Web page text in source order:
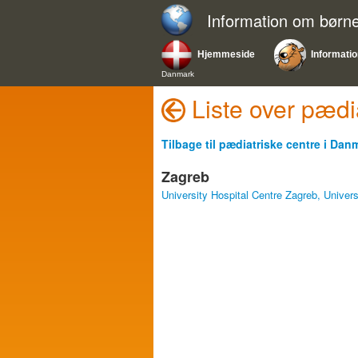
Information om
Hjemmeside
Danmark
Liste over
Tilbage til pædiatriske centre i
Zagreb
University Hospital Centre Zagreb,